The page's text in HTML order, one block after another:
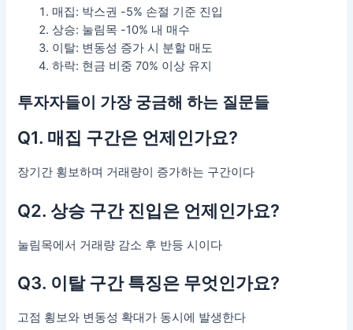
매집: 박스권 -5% 손절 기준 진입
상승: 눌림목 -10% 내 매수
이탈: 변동성 증가 시 분할 매도
하락: 현금 비중 70% 이상 유지
투자자들이 가장 궁금해 하는 질문들
Q1. 매집 구간은 언제인가요?
장기간 횡보하며 거래량이 증가하는 구간이다
Q2. 상승 구간 진입은 언제인가요?
눌림목에서 거래량 감소 후 반등 시이다
Q3. 이탈 구간 특징은 무엇인가요?
고점 횡보와 변동성 확대가 동시에 발생한다